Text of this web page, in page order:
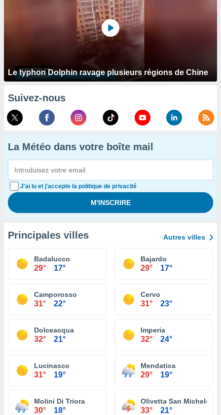
Le typhon Dolphin ravage plusieurs régions de Chine
Suivez-nous
La Météo dans votre boîte mail
J'ai lu et j'accepte la politique de privacité
Principales villes Autres villes
Badalucco
29° 17°
Bajardo
29° 17°
Camporosso
31° 22°
Cervo
31° 23°
Dolceacqua
32° 21°
Imperia
32° 24°
Lucinasco
31° 19°
Mendatica
29° 19°
Molini Di Triora
30° 18°
Olivetta San Michele
33° 21°